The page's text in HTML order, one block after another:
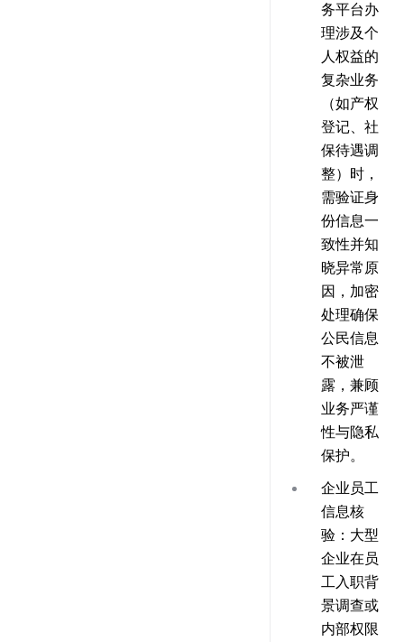
务平台办
理涉及个
人权益的
复杂业务
（如产权
登记、社
保待遇调
整）时，
需验证身
份信息一
致性并知
晓异常原
因，加密
处理确保
公民信息
不被泄
露，兼顾
业务严谨
性与隐私
保护。
企业员工
信息核
验 ：大型
企业在员
工入职背
景调查或
内部权限